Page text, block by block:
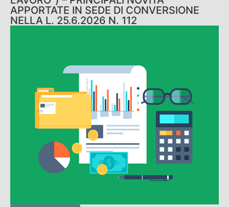
APPORTATE IN SEDE DI CONVERSIONE
NELLA L. 25.6.2026 N. 112